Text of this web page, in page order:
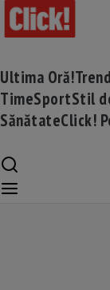
Ultima Oră!
TimeSportStil
SănătateClick!